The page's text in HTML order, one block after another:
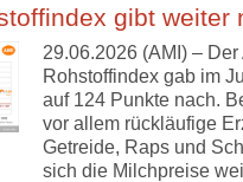
gibt weiter
29.06.2026 (AMI) – Der
Rohstoffindex gab im
auf 124 Punkte nach.
vor allem rückläufige
Getreide, Raps und
sich die Milchpreise